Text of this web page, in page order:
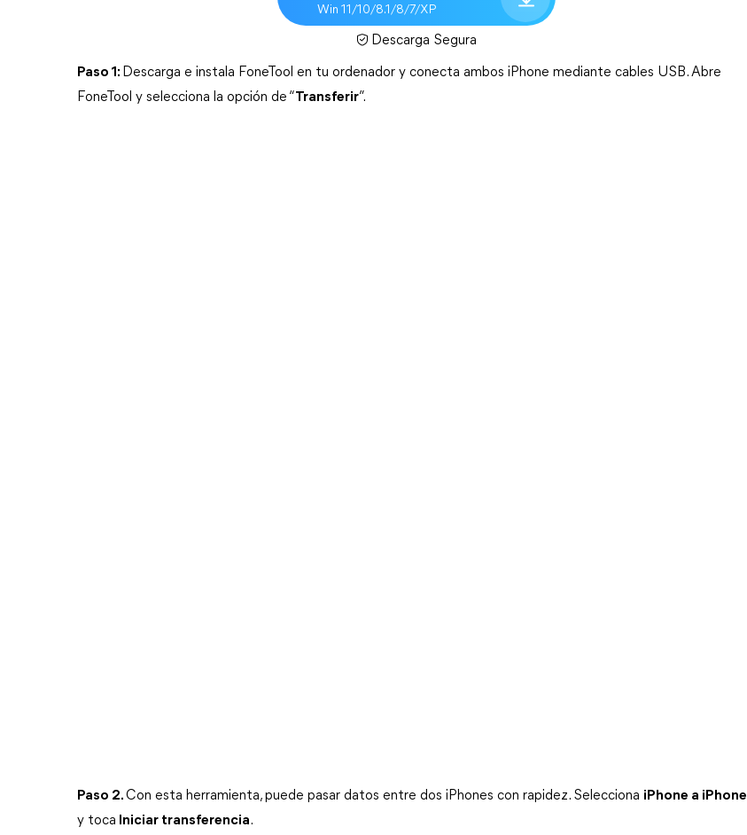
Win 11/10/8.1/8/7/XP
Descarga Segura
Paso 1: Descarga e instala FoneTool en tu ordenador y conecta ambos iPhone mediante cables USB. Abre
FoneTool y selecciona la opción de “Transferir”.
Paso 2.Con esta herramienta, puede pasar datos entre dos iPhones con rapidez. Selecciona iPhone a iPhone
y toca Iniciar transferencia.